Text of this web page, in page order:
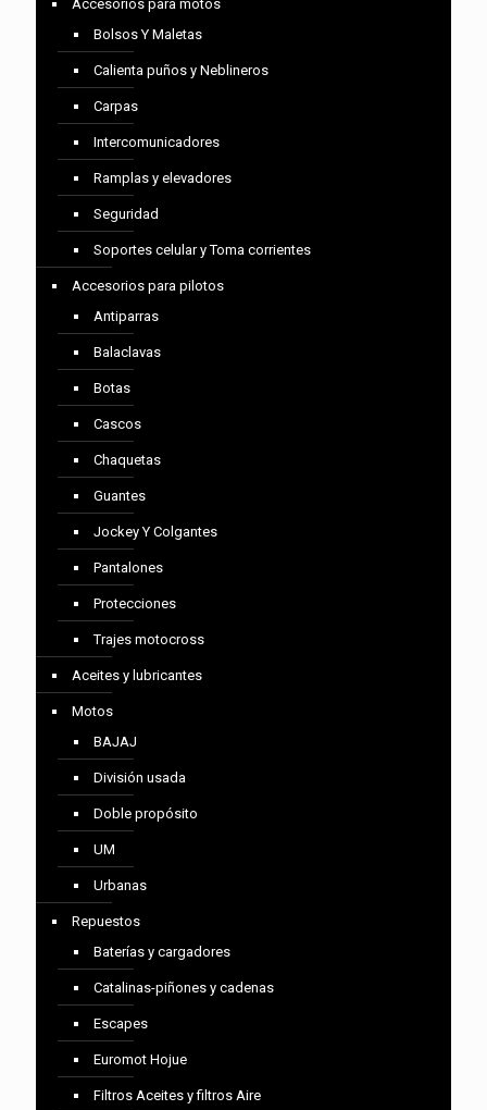
Accesorios para motos
Bolsos Y Maletas
Calienta puños y Neblineros
Carpas
Intercomunicadores
Ramplas y elevadores
Seguridad
Soportes celular y Toma corrientes
Accesorios para pilotos
Antiparras
Balaclavas
Botas
Cascos
Chaquetas
Guantes
Jockey Y Colgantes
Pantalones
Protecciones
Trajes motocross
Aceites y lubricantes
Motos
BAJAJ
División usada
Doble propósito
UM
Urbanas
Repuestos
Baterías y cargadores
Catalinas-piñones y cadenas
Escapes
Euromot Hojue
Filtros Aceites y filtros Aire